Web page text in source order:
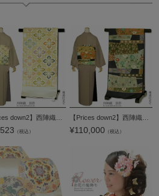
（税込） ¥110,000 （税込）